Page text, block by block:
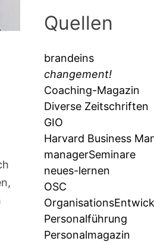
Quellen
brandeins
changement!
Coaching-Magazin
Diverse Zeitschriften
GIO
Harvard Business
managerSeminare
neues-lernen
OSC
Personalführung
Personalmagazin